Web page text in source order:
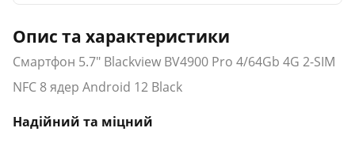
Опис та характеристики
Смартфон 5.7" Blackview BV4900 Pro 4/64Gb 4G 2-SIM
NFC 8 ядер Android 12 Black
Надійний та міцний